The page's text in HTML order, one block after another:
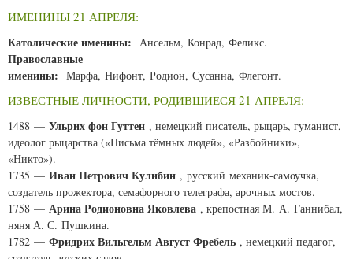
ИМЕНИНЫ 21 АПРЕЛЯ:
Католические именины: Ансельм, Конрад, Феликс.
Православные
именины: Марфа, Нифонт, Родион, Сусанна, Флегонт.
ИЗВЕСТНЫЕ ЛИЧНОСТИ, РОДИВШИЕСЯ 21 АПРЕЛЯ:
1488 — Ульрих фон Гуттен , немецкий писатель, рыцарь, гуманист,
идеолог рыцарства («Письма тёмных людей», «Разбойники»,
«Никто»).
1735 — Иван Петрович Кулибин , русский механик-самоучка,
создатель прожектора, семафорного телеграфа, арочных мостов.
1758 — Арина Родионовна Яковлева , крепостная М. А. Ганнибал,
няня А. С. Пушкина.
1782 — Фридрих Вильгельм Август Фребель , немецкий педагог,